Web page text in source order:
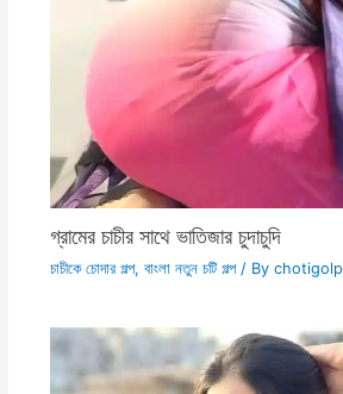
গ্রামের চাচীর সাথে ভাতিজার চুদাচুদি
চাচীকে চোদার গল্প, বাংলা নতুন চটি গল্প/ By